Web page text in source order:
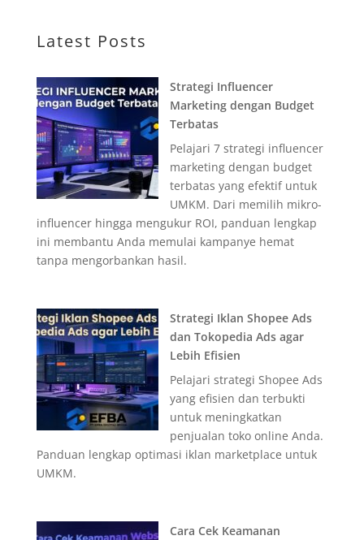
Latest Posts
Strategi Influencer
Marketing dengan Budget
Terbatas
Pelajari 7 strategi influencer
marketing dengan budget
terbatas yang efektif untuk
UMKM. Dari memilih mikro-
influencer hingga mengukur ROI, panduan lengkap
ini membantu Anda memulai kampanye hemat
tanpa mengorbankan hasil.
Strategi Iklan Shopee Ads
dan Tokopedia Ads agar
Lebih Efisien
Pelajari strategi Shopee Ads
yang efisien dan terbukti
untuk meningkatkan
penjualan toko online Anda.
Panduan lengkap optimasi iklan marketplace untuk
UMKM.
Cara Cek Keamanan